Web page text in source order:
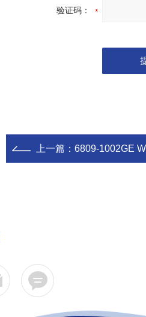
验证码：
上一篇： 6809-1002GE